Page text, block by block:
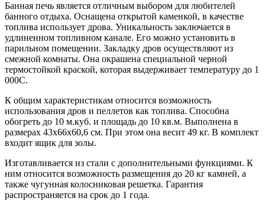
Банная печь является отличным выбором для любителей
банного отдыха. Оснащена открытой каменкой, в качестве
топлива использует дрова. Уникальность заключается в
удлиненном топливном канале. Его можно установить в
парильном помещении. Закладку дров осуществляют из
смежной комнаты. Она окрашена специальной черной
термостойкой краской, которая выдерживает температуру до 1
000С.
К общим характеристикам относится возможность
использования дров и пеллетов как топлива. Способна
обогреть до 10 м.куб. и площадь до 10 кв.м. Выполнена в
размерах 43х66х60,6 см. При этом она весит 49 кг. В комплект
входит ящик для золы.
Изготавливается из стали с дополнительными функциями. К
ним относится возможность размещения до 20 кг камней, а
также чугунная колосниковая решетка. Гарантия
распространяется на срок до 1 года.